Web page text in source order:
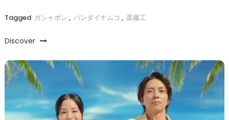
Tagged ガシャポン , バンダイナムコ , 斎藤工
Discover